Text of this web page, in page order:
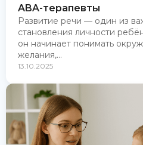
ABA-терапевты
Развитие речи — один из
становления личности
он начинает понимать
желания,...
13.10.2025